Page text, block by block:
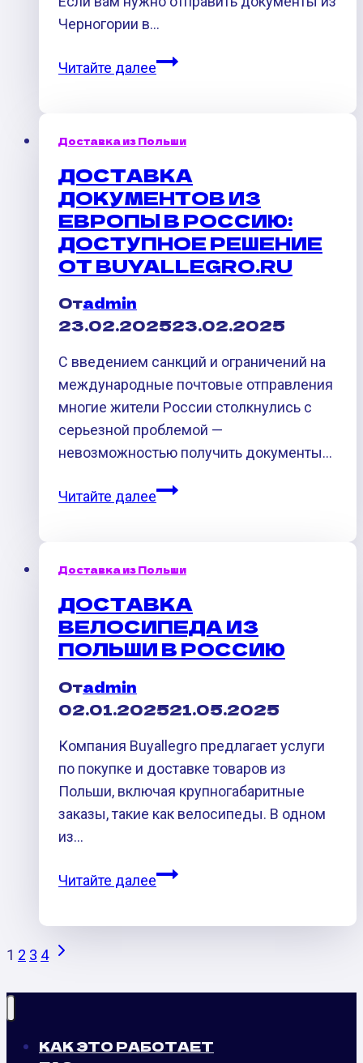
Черногории в…
Читайте далееДоставка
в
Россию
через
Польшу
и
Беларусь
Доставка из Польши
ДОСТАВКА
ДОКУМЕНТОВ ИЗ
ЕВРОПЫ В РОССИЮ:
ДОСТУПНОЕ РЕШЕНИЕ
ОТ BUYALLEGRO.RU
Отadmin
23.02.202523.02.2025
С введением санкций и ограничений на
международные почтовые отправления
многие жители России столкнулись с
серьезной проблемой —
невозможностью получить документы…
Читайте далееДоставка
в
Россию:
доступное
решение
Доставка из Польши
ДОСТАВКА
ВЕЛОСИПЕДА ИЗ
ПОЛЬШИ В РОССИЮ
Отadmin
02.01.202521.05.2025
Компания Buyallegro предлагает услуги
по покупке и доставке товаров из
Польши, включая крупногабаритные
заказы, такие как велосипеды. В одном
из…
Читайте далееДоставка
НАВИГАЦИЯ
ПО
СТРАНИЦАМ
1 2 3 4 Следующая
КАК ЭТО РАБОТАЕТ